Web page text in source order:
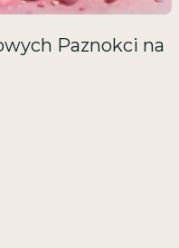
Paznokci na